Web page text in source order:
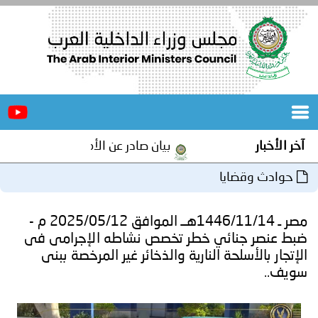
الرئيسية
المجلس
مؤتمرات
و
جهود
آخر الأخبار بيان صادر عن الأمانة العامة لمجلس
حوادث وقضايا
مصر ـ 1446/11/14هــ الموافق 2025/05/12 م -
ضبط عنصر جنائي خطر تخصص نشاطه الإجرامى فى
الإتجار بالأسلحة النارية والذخائر غير المرخصة ببنى
سويف..